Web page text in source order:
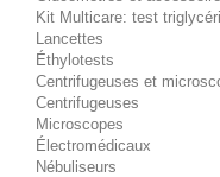
Kit Multicare: test
Lancettes
Éthylotests
Centrifugeuses et
Centrifugeuses
Microscopes
Électromédicaux
Nébuliseurs